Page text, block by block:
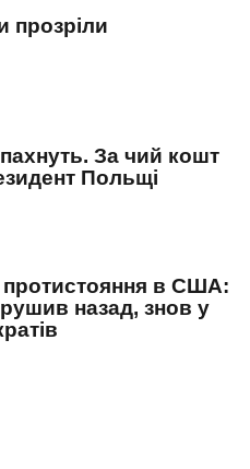
прозріли
За чий кошт
Польщі
протистояння в США:
назад, знов у